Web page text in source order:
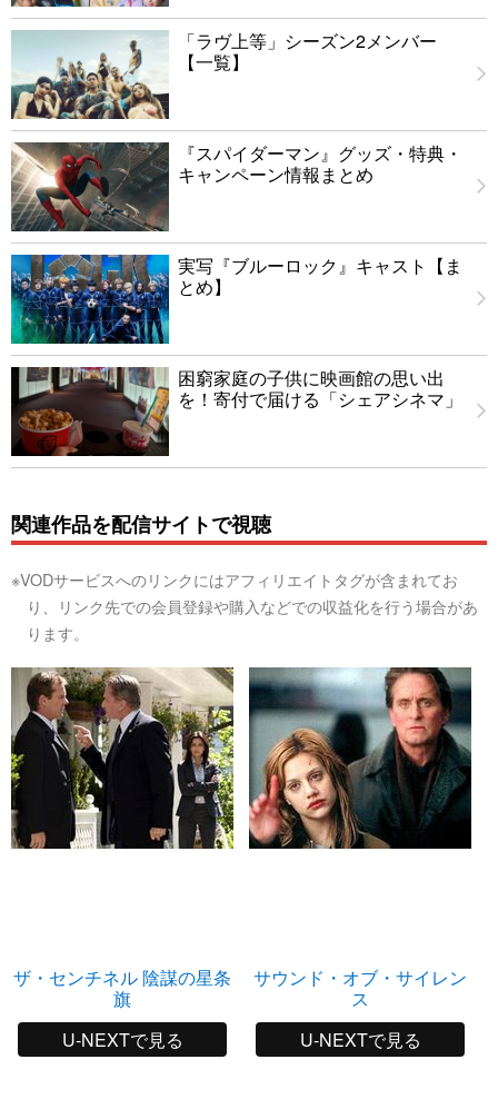
「ラヴ上等」シーズン2メンバー
【一覧】
『スパイダーマン』グッズ・特典・
キャンペーン情報まとめ
実写『ブルーロック』キャスト【ま
とめ】
困窮家庭の子供に映画館の思い出
を！寄付で届ける「シェアシネマ」
関連作品を配信サイトで視聴
※VODサービスへのリンクにはアフィリエイトタグが含まれてお
り、リンク先での会員登録や購入などでの収益化を行う場合があ
ります。
ザ・センチネル 陰謀の星条
旗
U-NEXTで見る
サウンド・オブ・サイレン
ス
U-NEXTで見る